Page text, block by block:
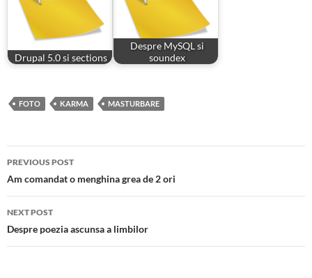
Drupal 5.0 si sections
Despre MySQL si
soundex
FOTO KARMA MASTURBARE
Post
navigation
PREVIOUS POST
Am comandat o menghina grea de 2 ori
NEXT POST
Despre poezia ascunsa a limbilor